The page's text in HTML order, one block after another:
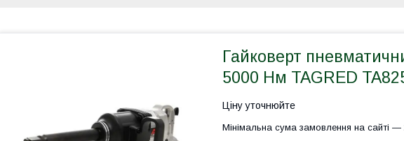
Гайковерт
5000 Нм TAGRED
Ціну уточнюйте
Мінімальна сума замовлення на сайті —